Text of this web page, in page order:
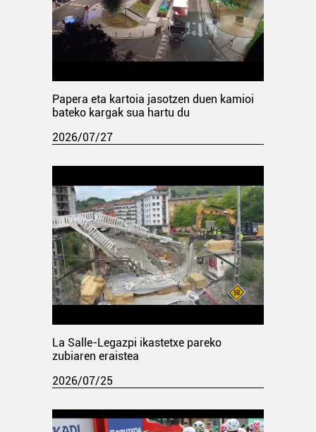
Papera eta kartoia jasotzen duen kamioi
bateko kargak sua hartu du
2026/07/27
La Salle-Legazpi ikastetxe pareko
zubiaren eraistea
2026/07/25